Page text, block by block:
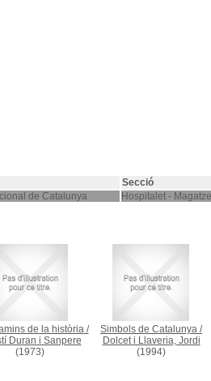
Secció
de Catalunya Hospitalet -
de la història/
Duran i Sanpere
(1973)
Simbols de Catalunya /
Dolcet i Llaveria, Jordi
(1994)